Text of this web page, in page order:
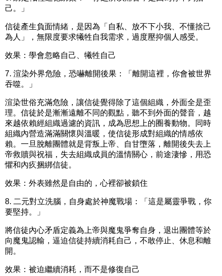
己。」
信徒產生負面情緒，是因為「自私、放不下小我、不懂捨己
為人」，無限度要求犧牲自我需求，過度壓抑個人感受。
效果： 學會忽略自己、犧牲自己
7. 渲染外界危險，恐嚇離開後果：
「離開這裡，你會被世界
吞噬。」
渲染世俗充滿危險，讓信徒覺得除了這個組織，外面全是歪
理。信徒於是漸漸遠離不同的觀點，聽不到外面的聲音，越
來越依賴經組織過濾的資訊，成為思想上的圈養動物。同時
組織內營造滿滿關懷與溫暖，使信徒形成對組織的情感依
賴。一旦脫離團體就是背叛上帝、自甘墮落，離開後失去上
帝救贖與祝福，失去組織成員的溫情關心，前途淒慘，用恐
懼和內疚捆綁信徒。
效果： 外表雖然是自由的，心裡卻被鎖住
8. 二元對立洗腦，自身處於神魔戰場：
「這是屬靈爭戰，你
要堅持。」
將信徒內心矛盾定義為上帝與魔鬼爭奪自身，退出團體等於
向魔鬼認輸，逼迫信徒持續消耗自己，不敢停止、休息和離
開。
效果： 被迫繼續消耗，而不是修復自己